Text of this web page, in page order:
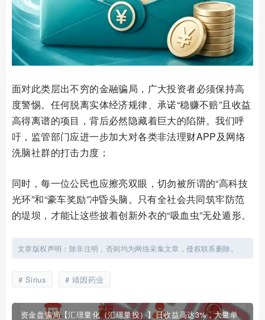
面对此类层出不穷的金融骗局，广大投资者必须保持高
度警惕。任何脱离实体经济规律、承诺“稳赚不赔”且收益
高得离谱的项目，背后必然隐藏着巨大的陷阱。我们呼
吁，监管部门应进一步加大对各类非法理财APP及网络
洗脑社群的打击力度；
同时，每一位公民也应擦亮双眼，切勿被所谓的“高科技
光环”和“豪车奖励”冲昏头脑。只有全社会共同筑牢防范
的堤坝，才能让这些披着创新外衣的“吸血虫”无处遁形。
文章版权声明：除非注明，否则均为网络采集文章，侵权联系删除。
Sirius 靖因药业
资金盘骗局【汇璟量化（汇璟量投）】日收益高达3%，大量单